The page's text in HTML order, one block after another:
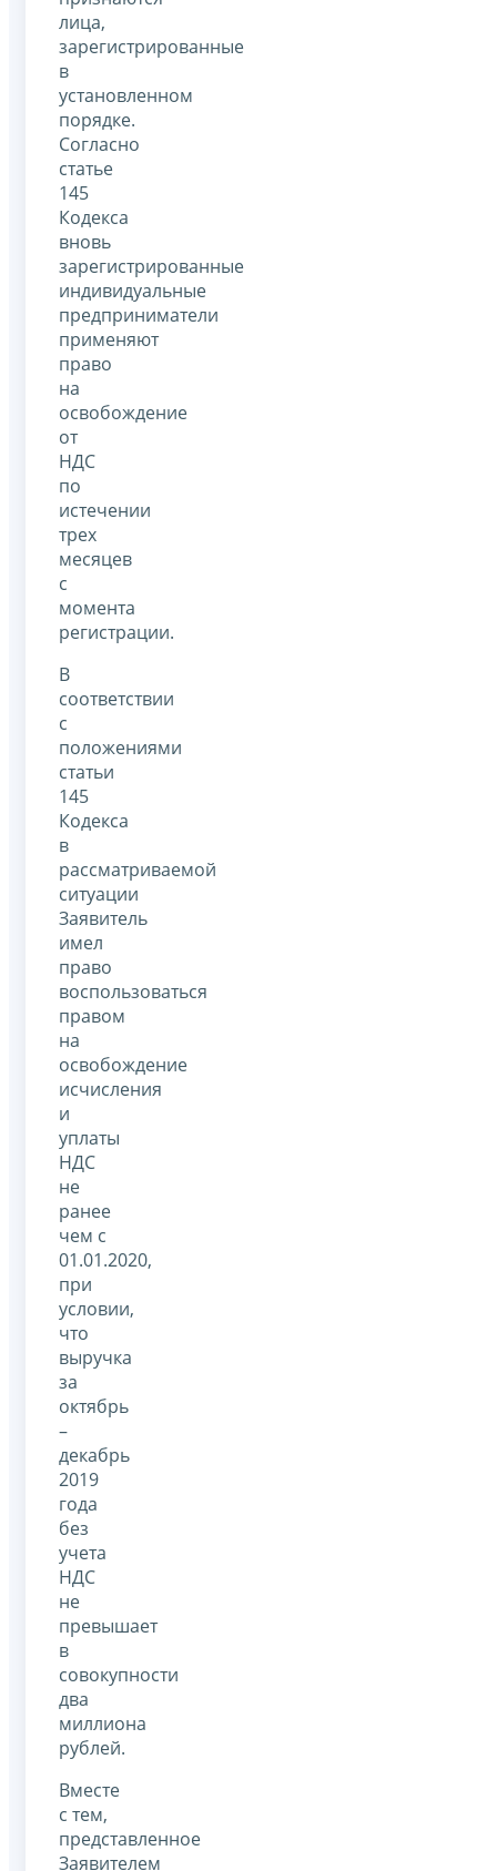
лица,
зарегистрированные
в
установленном
порядке.
Согласно
статье
145
Кодекса
вновь
зарегистрированные
индивидуальные
предприниматели
применяют
право
на
освобождение
от
НДС
по
истечении
трех
месяцев
с
момента
регистрации.
В
соответствии
с
положениями
статьи
145
Кодекса
в
рассматриваемой
ситуации
Заявитель
имел
право
воспользоваться
правом
на
освобождение
исчисления
и
уплаты
НДС
не
ранее
чем с
01.01.2020,
при
условии,
что
выручка
за
октябрь
–
декабрь
2019
года
без
учета
НДС
не
превышает
в
совокупности
два
миллиона
рублей.
Вместе
с тем,
представленное
Заявителем